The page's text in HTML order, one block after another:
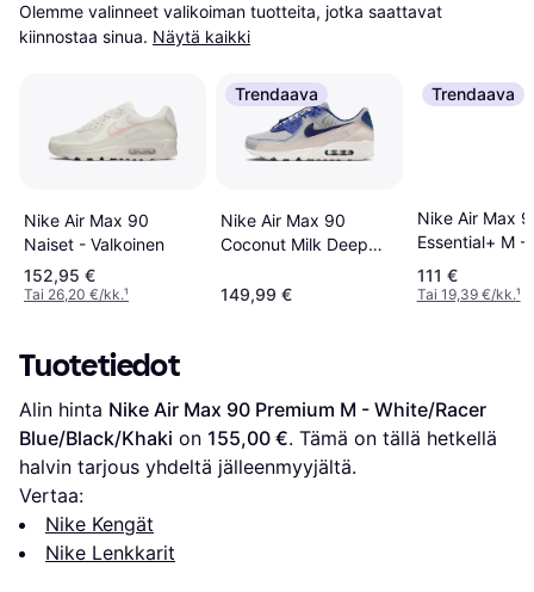
Olemme valinneet valikoiman tuotteita, jotka saattavat
kiinnostaa sinua. Näytä kaikki
Nike Air Max 90
Naiset - Valkoinen
152,95 €
Tai 26,20 €/kk.¹
Trendaava
Nike Air Max 90
Coconut Milk Deep
149,99 €
Trendaava
Nike Air Max
Essential+ M -
Stone/Adobe
111 €
Tai 19,39 €/kk.¹
Tuotetiedot
Alin hinta Nike Air Max 90 Premium M - White/Racer
Blue/Black/Khaki on 155,00 €. Tämä on tällä hetkellä
halvin tarjous yhdeltä jälleenmyyjältä.
Vertaa:
Nike Kengät
Nike Lenkkarit